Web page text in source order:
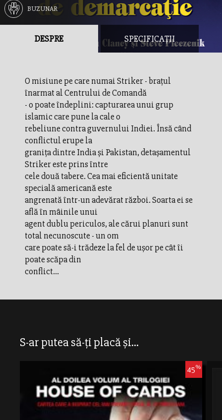
BUZUNAR
DESPRE SPECIFICAȚII
O misiune pe care numai Striker - braţul
înarmat al Centrului de Comandă
- o poate îndeplini: capturarea unui grup
islamic care pune la cale o
rebeliune contra guvernului Indiei. Însă când
conflictul erupe la
graniţa dintre India şi Pakistan, detaşamentul
Striker este prins între
cele două tabere. Cea mai eficientă unitate
specială americană este
angrenată într-un adevărat război. Soarta ei se
află în mâinile unui
agent dublu periculos, ale cărui planuri sunt
total necunoscute - un om
care poate să-i trădeze la fel de uşor pe cât îi
poate scăpa din
conflict...
S-ar putea să-ți placă și...
45%